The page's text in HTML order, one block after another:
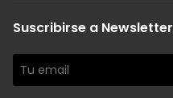
Suscribirse a Newsletter